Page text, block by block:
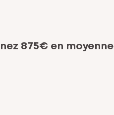
875€ en moyenne